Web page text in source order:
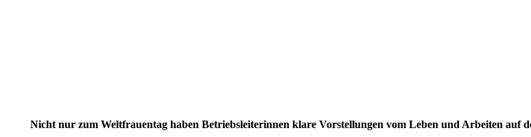
Nicht nur zum Weltfrauentag haben Betriebsleiterinnen klare Vorstellungen vom Leben und Arbeiten auf